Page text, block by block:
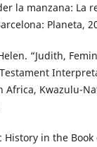
la manzana: La
Planeta,
“Judith,
Africa, Kwazulu-
History in the